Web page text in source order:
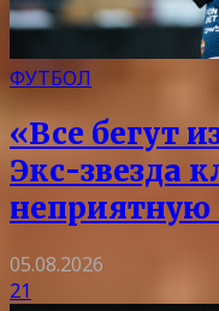
ФУТБОЛ
«Все бегут
Экс-звезда
неприятную
05.08.2026
21